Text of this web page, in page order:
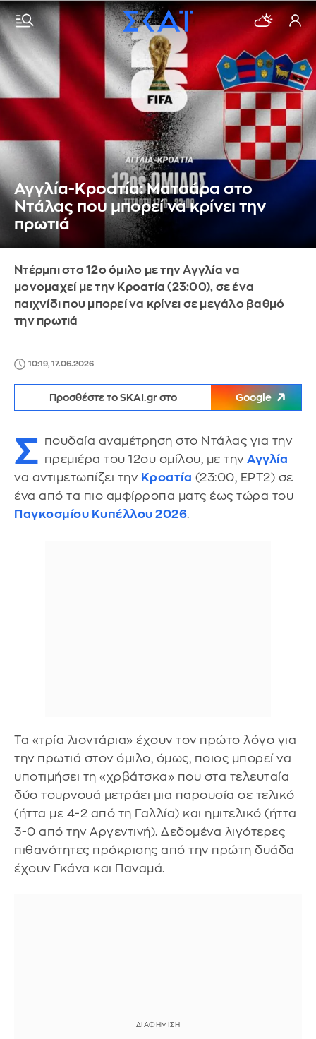
Αγγλία-Κροατία: Ματσάρα στο
Ντάλας που μπορεί να κρίνει την
πρωτιά
Ντέρμπι στο 12ο όμιλο με την Αγγλία να
μονομαχεί με την Κροατία (23:00), σε ένα
παιχνίδι που μπορεί να κρίνει σε μεγάλο βαθμό
την πρωτιά
10:19, 17.06.2026
Προσθέστε το SKAI.gr στο Google
Σ πουδαία αναμέτρηση στο Ντάλας για την
πρεμιέρα του 12ου ομίλου, με την Αγγλία
να αντιμετωπίζει την Κροατία (23:00, ΕΡΤ2) σε
ένα από τα πιο αμφίρροπα ματς έως τώρα του
Παγκοσμίου Κυπέλλου 2026.
Τα «τρία λιοντάρια» έχουν τον πρώτο λόγο για
την πρωτιά στον όμιλο, όμως, ποιος μπορεί να
υποτιμήσει τη «χρβάτσκα» που στα τελευταία
δύο τουρνουά μετράει μια παρουσία σε τελικό
(ήττα με 4-2 από τη Γαλλία) και ημιτελικό (ήττα
3-0 από την Αργεντινή). Δεδομένα λιγότερες
πιθανότητες πρόκρισης από την πρώτη δυάδα
έχουν Γκάνα και Παναμά.